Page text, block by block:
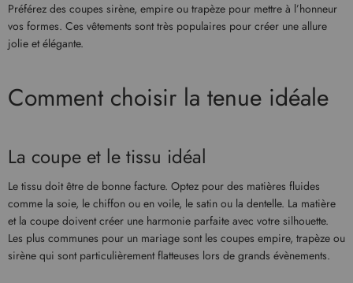
Préférez des coupes sirène, empire ou trapèze pour mettre à l’honneur
vos formes. Ces vêtements sont très populaires pour créer une allure
jolie et élégante.
Comment choisir la tenue idéale
La coupe et le tissu idéal
Le tissu doit être de bonne facture. Optez pour des matières fluides
comme la soie, le chiffon ou en voile, le satin ou la dentelle. La matière
et la coupe doivent créer une harmonie parfaite avec votre silhouette.
Les plus communes pour un mariage sont les coupes empire, trapèze ou
sirène qui sont particulièrement flatteuses lors de grands évènements.